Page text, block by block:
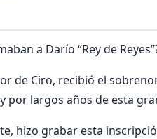
a Darío “Rey de
de Ciro, recibió el
por largos años de esta
hizo grabar esta